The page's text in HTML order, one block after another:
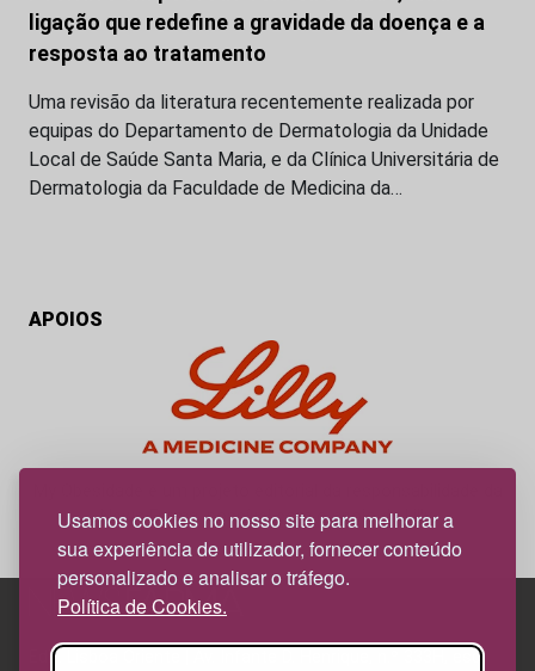
Usamos cookies no nosso site para melhorar a
sua experiência de utilizador, fornecer conteúdo
personalizado e analisar o tráfego.
Política de Cookies.
ligação que redefine a gravidade da doença e a
resposta ao tratamento
Uma revisão da literatura recentemente realizada por
equipas do Departamento de Dermatologia da Unidade
Local de Saúde Santa Maria, e da Clínica Universitária de
Dermatologia da Faculdade de Medicina da…
APOIOS
News Farma, possível com o apoio da Lilly.
Edif. Lisboa Oriente | Av. Infante D. Henrique, n.º 333H, esc.